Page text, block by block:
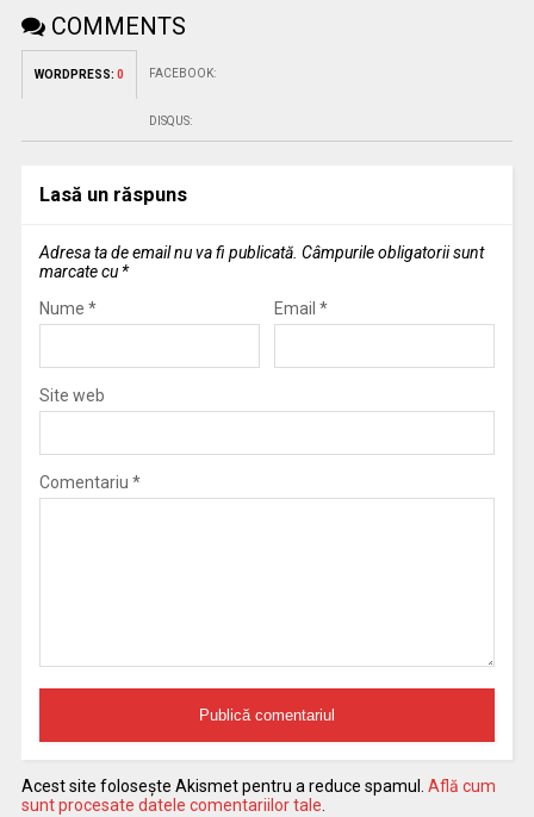
COMMENTS
WORDPRESS: 0 FACEBOOK:
DISQUS:
Lasă un răspuns
Adresa ta de email nu va fi publicată. Câmpurile obligatorii sunt
marcate cu *
Nume * Email *
Site web
Comentariu *
Acest site folosește Akismet pentru a reduce spamul. Află cum
sunt procesate datele comentariilor tale.